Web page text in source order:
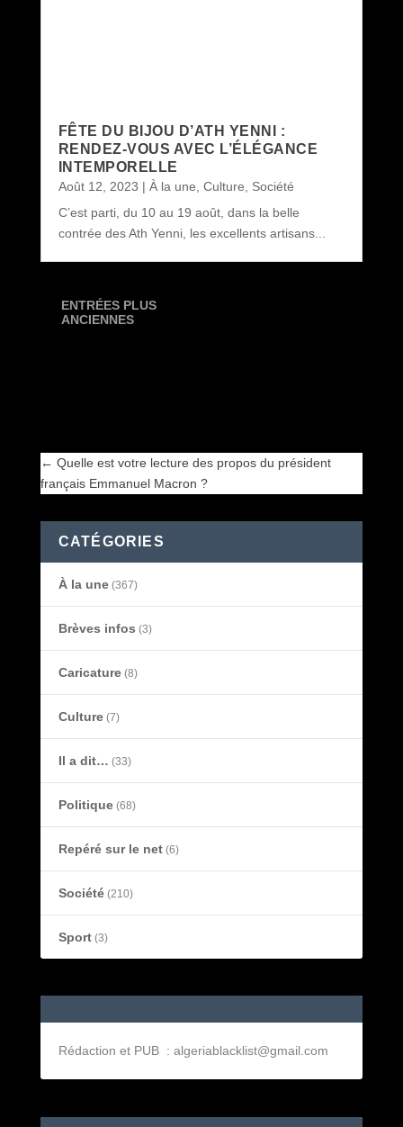
FÊTE DU BIJOU D’ATH YENNI :
RENDEZ-VOUS AVEC L’ÉLÉGANCE
INTEMPORELLE
Août 12, 2023 | À la une, Culture, Société
C’est parti, du 10 au 19 août, dans la belle
contrée des Ath Yenni, les excellents artisans...
ENTRÉES PLUS
ANCIENNES
← Quelle est votre lecture des propos du président
français Emmanuel Macron ?
CATÉGORIES
À la une(367)
Brèves infos (3)
Caricature(8)
Culture(7)
Il a dit… (33)
Politique(68)
Repéré sur le net(6)
Société(210)
Sport(3)
Rédaction et PUB : algeriablacklist@gmail.com